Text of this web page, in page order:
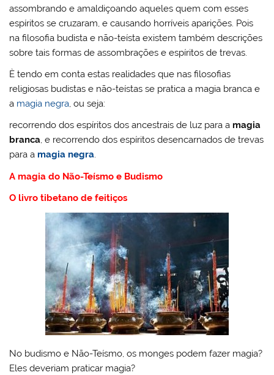
assombrando e amaldiçoando aqueles quem com esses
espíritos se cruzaram, e causando horríveis aparições. Pois
na filosofia budista e não-teísta existem também descrições
sobre tais formas de assombrações e espíritos de trevas.
È tendo em conta estas realidades que nas filosofias
religiosas budistas e não-teístas se pratica a magia branca e
a magia negra, ou seja:
recorrendo dos espíritos dos ancestrais de luz para a magia
branca, e recorrendo dos espíritos desencarnados de trevas
para a magia negra.
A magia do Não-Teísmo e Budismo
O livro tibetano de feitiços
No budismo e Não-Teísmo, os monges podem fazer magia?
Eles deveriam praticar magia?